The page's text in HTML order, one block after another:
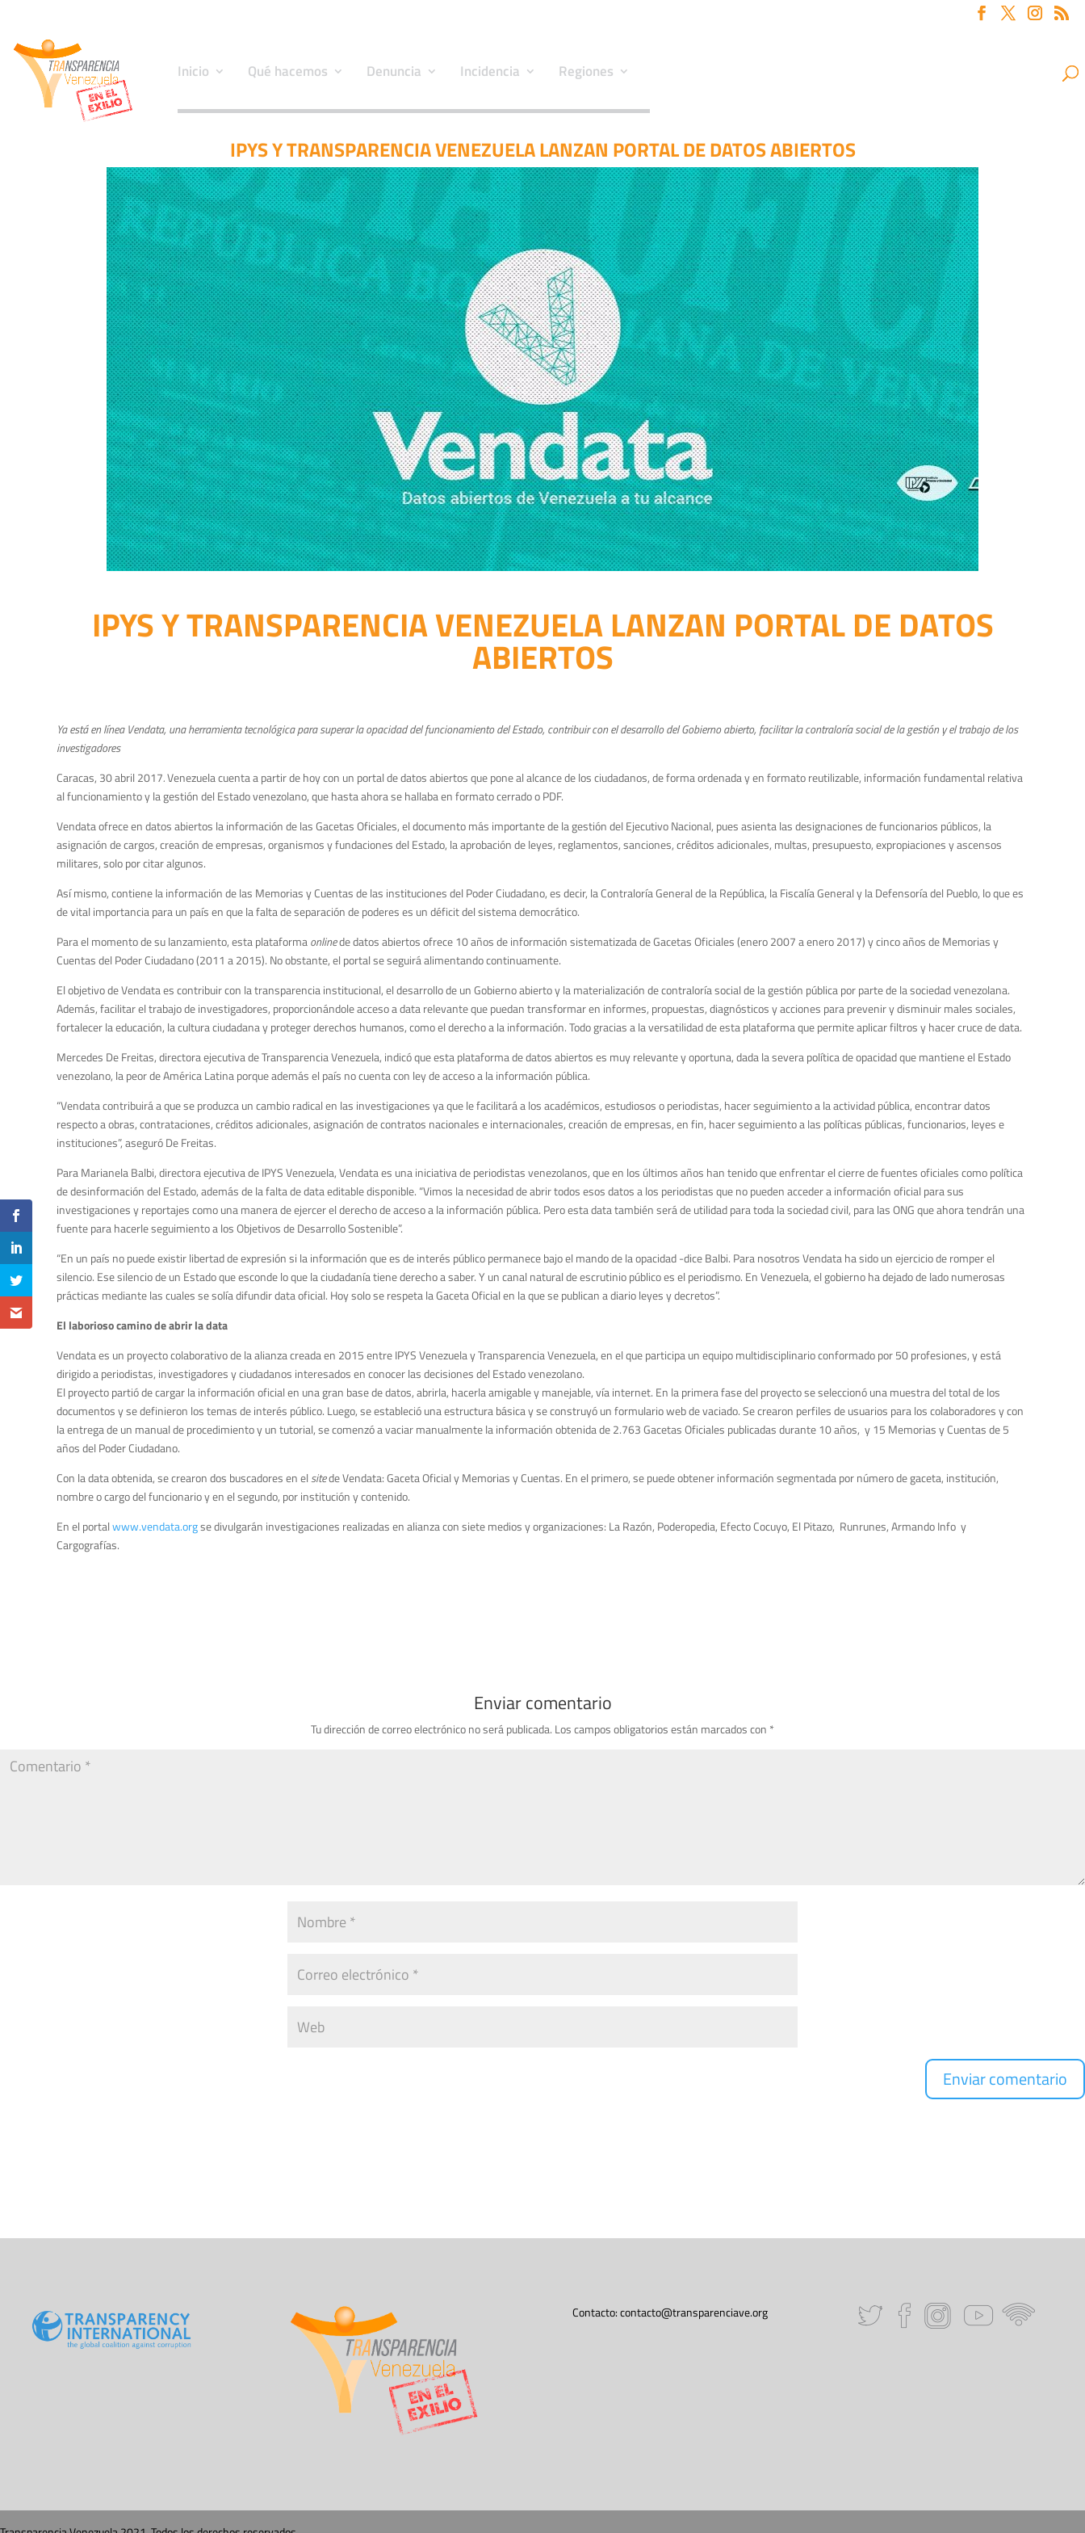
Inicio Qué hacemos Denuncia Incidencia Regiones
IPYS Y TRANSPARENCIA VENEZUELA LANZAN PORTAL DE DATOS ABIERTOS
IPYS Y TRANSPARENCIA VENEZUELA LANZAN PORTAL DE DATOS
ABIERTOS
Ya está en línea Vendata, una herramienta tecnológica para superar la opacidad del funcionamiento del Estado, contribuir con el desarrollo del Gobierno abierto, facilitar la contraloría social de la gestión y el trabajo de los
investigadores
Caracas, 30 abril 2017.Venezuela cuenta a partir de hoy con un portal de datos abiertos que pone al alcance de los ciudadanos, de forma ordenada y en formato reutilizable, información fundamental relativa
al funcionamiento y la gestión del Estado venezolano, que hasta ahora se hallaba en formato cerrado o PDF.
Vendata ofrece en datos abiertos la información de las Gacetas Oficiales, el documento más importante de la gestión del Ejecutivo Nacional, pues asienta las designaciones de funcionarios públicos, la
asignación de cargos, creación de empresas, organismos y fundaciones del Estado, la aprobación de leyes, reglamentos, sanciones, créditos adicionales, multas, presupuesto, expropiaciones y ascensos
militares, solo por citar algunos.
Así mismo, contiene la información de las Memorias y Cuentas de las instituciones del Poder Ciudadano, es decir, la Contraloría General de la República, la Fiscalía General y la Defensoría del Pueblo, lo que es
de vital importancia para un país en que la falta de separación de poderes es un déficit del sistema democrático.
Para el momento de su lanzamiento, esta plataformaonlinede datos abiertos ofrece 10 años de información sistematizada de Gacetas Oficiales (enero 2007 a enero 2017) y cinco años de Memorias y
Cuentas del Poder Ciudadano (2011 a 2015). No obstante, el portal se seguirá alimentando continuamente.
El objetivo de Vendata es contribuir con la transparencia institucional, el desarrollo de un Gobierno abierto y la materialización de contraloría social de la gestión pública por parte de la sociedad venezolana.
Además, facilitar el trabajo de investigadores, proporcionándole acceso a data relevante que puedan transformar en informes, propuestas, diagnósticos y acciones para prevenir y disminuir males sociales,
fortalecer la educación, la cultura ciudadana y proteger derechos humanos, como el derecho a la información. Todo gracias a la versatilidad de esta plataforma que permite aplicar filtros y hacer cruce de data.
Mercedes De Freitas, directora ejecutiva de Transparencia Venezuela, indicó que esta plataforma de datos abiertos es muy relevante y oportuna, dada la severa política de opacidad que mantiene el Estado
venezolano, la peor de América Latina porque además el país no cuenta con ley de acceso a la información pública.
“Vendata contribuirá a que se produzca un cambio radical en las investigaciones ya que le facilitará a los académicos, estudiosos o periodistas, hacer seguimiento a la actividad pública, encontrar datos
respecto a obras, contrataciones, créditos adicionales, asignación de contratos nacionales e internacionales, creación de empresas, en fin, hacer seguimiento a las políticas públicas, funcionarios, leyes e
instituciones”, aseguró De Freitas.
Para Marianela Balbi, directora ejecutiva de IPYS Venezuela, Vendata es una iniciativa de periodistas venezolanos, que en los últimos años han tenido que enfrentar el cierre de fuentes oficiales como política
de desinformación del Estado, además de la falta de data editable disponible. “Vimos la necesidad de abrir todos esos datos a los periodistas que no pueden acceder a información oficial para sus
investigaciones y reportajes como una manera de ejercer el derecho de acceso a la información pública. Pero esta data también será de utilidad para toda la sociedad civil, para las ONG que ahora tendrán una
fuente para hacerle seguimiento a los Objetivos de Desarrollo Sostenible”.
“En un país no puede existir libertad de expresión si la información que es de interés público permanece bajo el mando de la opacidad -dice Balbi. Para nosotros Vendata ha sido un ejercicio de romper el
silencio. Ese silencio de un Estado que esconde lo que la ciudadanía tiene derecho a saber. Y un canal natural de escrutinio público es el periodismo. En Venezuela, el gobierno ha dejado de lado numerosas
prácticas mediante las cuales se solía difundir data oficial. Hoy solo se respeta la Gaceta Oficial en la que se publican a diario leyes y decretos”.
El laborioso camino de abrir la data
Vendata es un proyecto colaborativo de la alianza creada en 2015 entre IPYS Venezuela y Transparencia Venezuela, en el que participa un equipo multidisciplinario conformado por 50 profesiones, y está
dirigido a periodistas, investigadores y ciudadanos interesados en conocer las decisiones del Estado venezolano.
El proyecto partió de cargar la información oficial en una gran base de datos, abrirla, hacerla amigable y manejable, vía internet. En la primera fase del proyecto se seleccionó una muestra del total de los
documentos y se definieron los temas de interés público. Luego, se estableció una estructura básica y se construyó un formulario web de vaciado. Se crearon perfiles de usuarios para los colaboradores y con
la entrega de un manual de procedimiento y un tutorial, se comenzó a vaciar manualmente la información obtenida de 2.763 Gacetas Oficiales publicadas durante 10 años, y 15 Memorias y Cuentas de 5
años del Poder Ciudadano.
Con la data obtenida, se crearon dos buscadores en elsitede Vendata: Gaceta Oficial y Memorias y Cuentas. En el primero, se puede obtener información segmentada por número de gaceta, institución,
nombre o cargo del funcionario y en el segundo, por institución y contenido.
En el portalwww.vendata.orgse divulgarán investigaciones realizadas en alianza con siete medios y organizaciones: La Razón, Poderopedia, Efecto Cocuyo, El Pitazo, Runrunes, Armando Info y
Cargografías.
Enviar comentario
Tu dirección de correo electrónico no será publicada. Los campos obligatorios están marcados con *
Contacto:contacto@transparenciave.org